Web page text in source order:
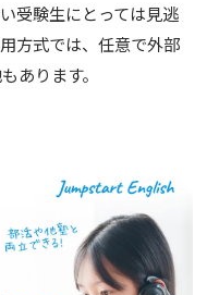
受験生にとっては見逃
方式では、任意で外部
あります。